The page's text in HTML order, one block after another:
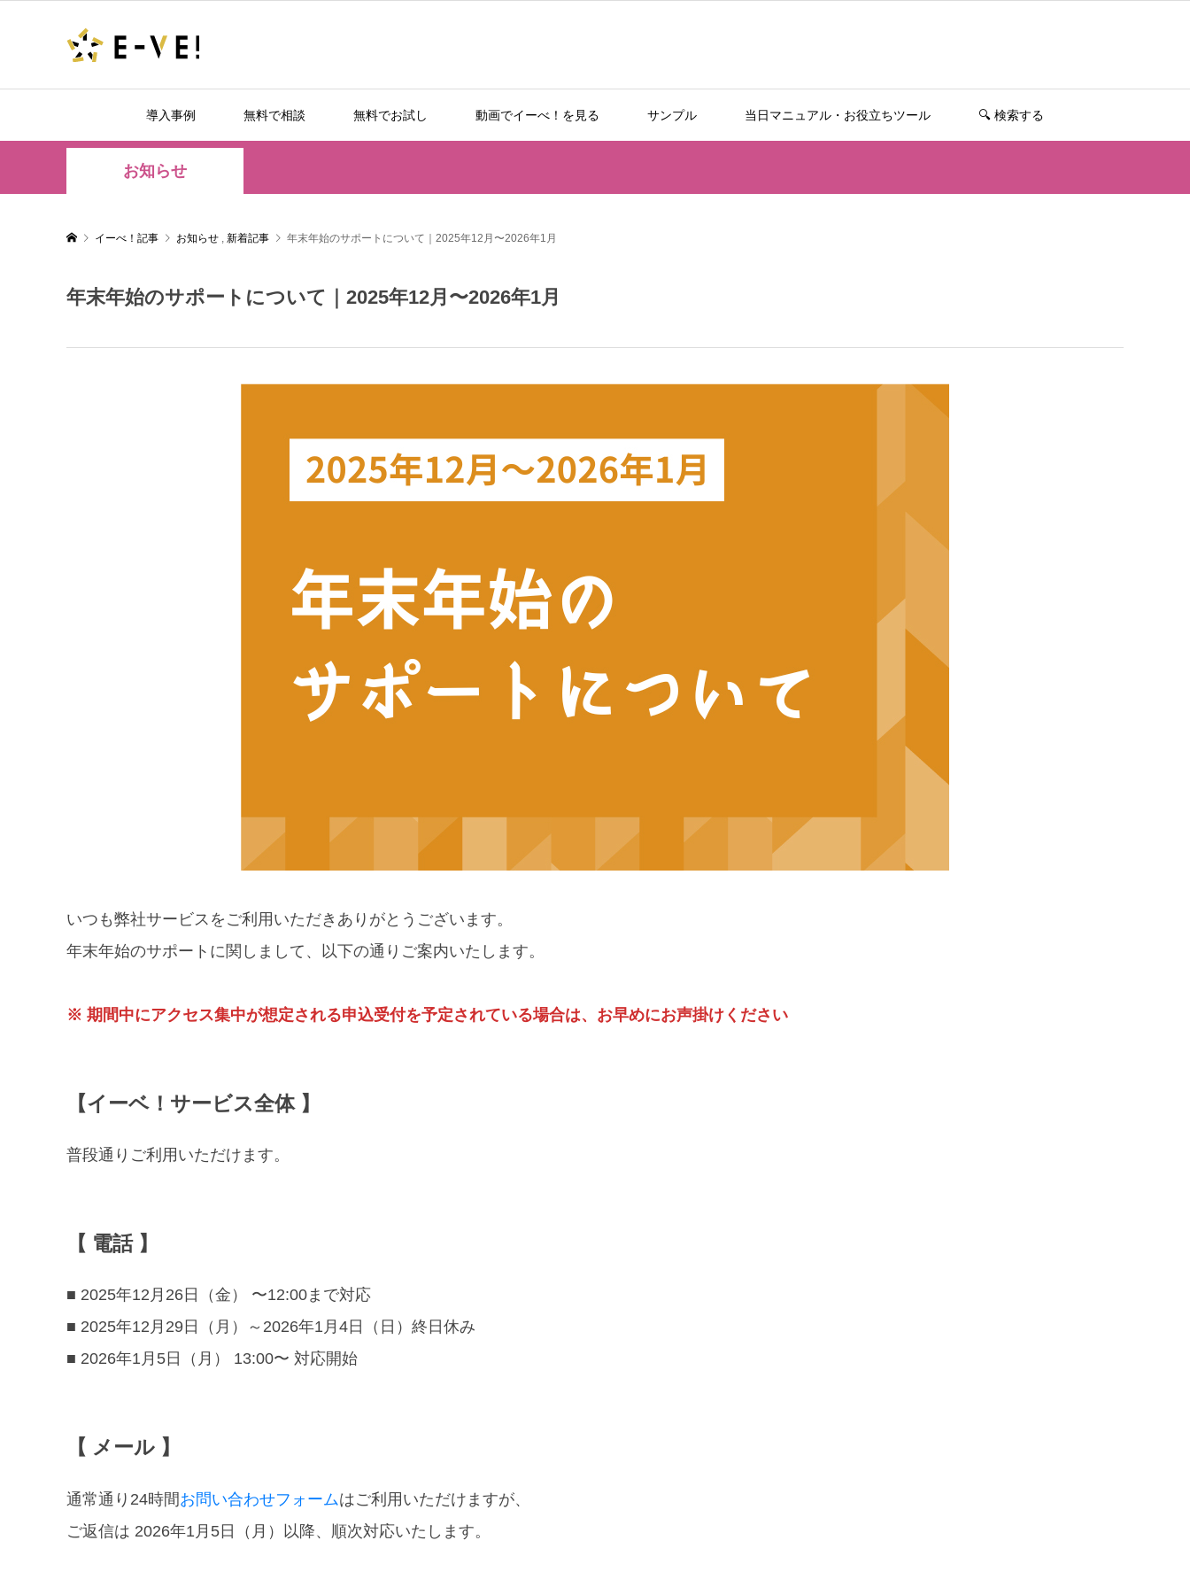
導入事例 無料で相談 無料でお試し 動画でイーべ！を見る サンプル 当日マニュアル・お役立ちツール 🔍️ 検索する
お知らせ
イーべ！記事 お知らせ , 新着記事 年末年始のサポートについて｜2025年12月〜2026年1月
年末年始のサポートについて｜2025年12月〜2026年1月
いつも弊社サービスをご利用いただきありがとうございます。
年末年始のサポートに関しまして、以下の通りご案内いたします。
※ 期間中にアクセス集中が想定される申込受付を予定されている場合は、お早めにお声掛けください
【イーベ！サービス全体 】
普段通りご利用いただけます。
【 電話 】
■ 2025年12月26日（金） 〜12:00まで対応
■ 2025年12月29日（月）～2026年1月4日（日）終日休み
■ 2026年1月5日（月） 13:00〜 対応開始
【 メール 】
通常通り24時間お問い合わせフォームはご利用いただけますが、
ご返信は 2026年1月5日（月）以降、順次対応いたします。